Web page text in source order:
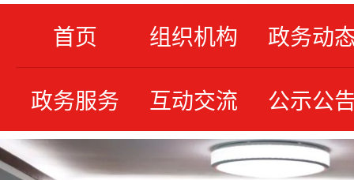
首页 组织机构 政务动
政务服务 互动交流 公示公